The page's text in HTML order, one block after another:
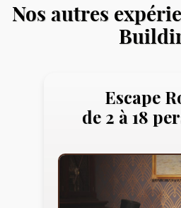
Nos autres
Escape
de 2 à 18